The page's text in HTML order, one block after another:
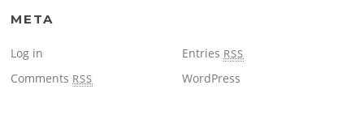
META
Log in Entries RSS
Comments RSS WordPress